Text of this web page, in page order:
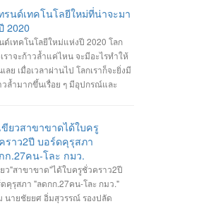
ที่ 1-11 เมษายน 2566 สมัคร
รายละเอียด เกณฑ์
ติดต่อ
อ 045-352-144, 045-352-147
รนด์เทคโนโลยีใหม่ที่น่าจะมา
2020
ด์เทคโนโลยีใหม่แห่งปี 2020 โลก
ราจะก้าวล้ำแค่ไหน จะมีอะไรทำให้
ย เมื่อเวลาผ่านไป โลกเราก็จะยิ่งมี
ล้ำมากขึ้นเรื่อย ๆ มีอุปกรณ์และ
รากำลังจะก้าวเข้าสู่ปี 2020 ก็ถือว่า
อนาคตกันว่าในปี 2020 นี้เราน่าจะ
มาบ้าง ไปดูกันเลยกับ 8 เทรนด์
ข่ายมือถือ 5G เทคโนโลยี 5G ที่จะ
Internet of Things โลกที่ทุกสิ่งทุก
ย 5G จะเริ่มถูกนำมาใช้งานกัน
ขียวสาขาขาดได้ใบครู
ราว2ปี บอร์ดคุรุสภา
ก.27คน-โละ กมว.
ว"สาขาขาด"ได้ใบครูชั่วคราว2ปี
คุรุสภา "ลดกก.27คน-โละ กมว."
นายชัยยศ อิ่มสุวรรณ์ รองปลัด